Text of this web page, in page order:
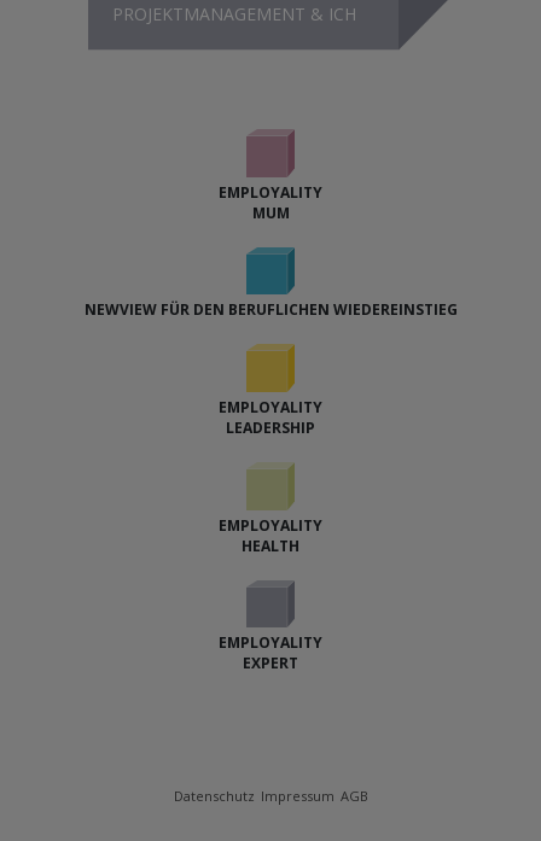
PROJEKTMANAGEMENT & ICH
EMPLOYALITY
MUM
NEWVIEW FÜR DEN BERUFLICHEN WIEDEREINSTIEG
EMPLOYALITY
LEADERSHIP
EMPLOYALITY
HEALTH
EMPLOYALITY
EXPERT
Datenschutz Impressum AGB